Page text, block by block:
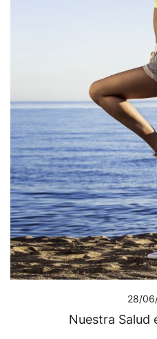
28/
Nuestra Salud